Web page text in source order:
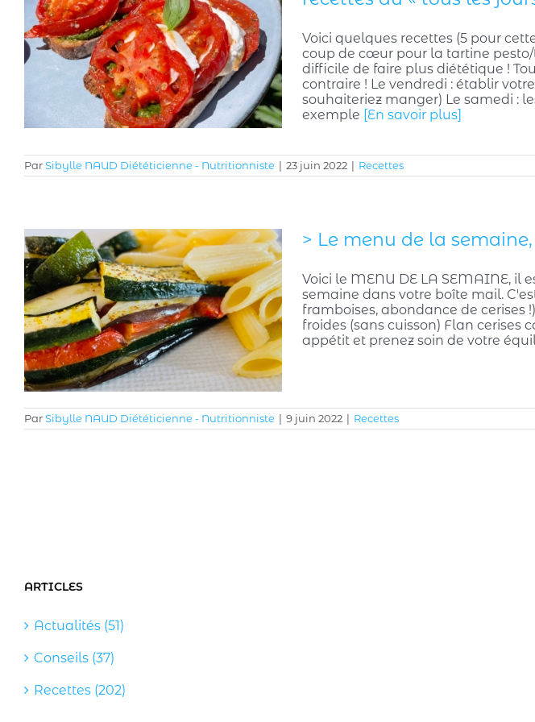
Voici quelques recettes (5 pour
coup de cœur pour la tartine
difficile de faire plus diététique !
contraire ! Le vendredi : établir
souhaiteriez manger) Le samedi :
exemple [En savoir plus]
ParSibylle NAUD Diététicienne - Nutritionniste | 23 juin 2022 | Recettes
> Le menu de la
Voici le MENU DE LA SEMAINE, il
semaine dans votre boîte mail.
framboises, abondance de cerises
froides (sans cuisson) Flan
appétit et prenez soin de votre
ParSibylle NAUD Diététicienne - Nutritionniste | 9 juin 2022 | Recettes
ARTICLES
Actualités (51)
Conseils (37)
Recettes (202)